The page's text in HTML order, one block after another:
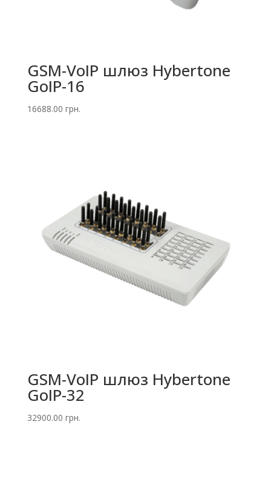
GSM-VoIP шлюз Hybertone
GoIP-16
16688.00 грн.
GSM-VoIP шлюз Hybertone
GoIP-32
32900.00 грн.